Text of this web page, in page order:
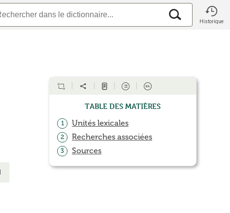
Historique
Table des matières
1 Unités lexicales
2 Recherches associées
3 Sources